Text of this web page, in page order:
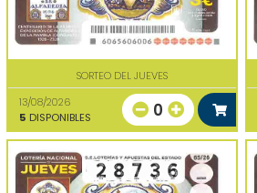
SORTEO DEL JUEVES
13/08/2026
5 DISPONIBLES 0